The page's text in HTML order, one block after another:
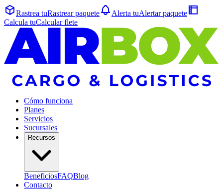
Rastrea tuRastrearpaquete Alerta tuAlertarpaquete
Calcula tuCalcularflete
Cómo funciona
Planes
Servicios
Sucursales
Recursos
BeneficiosFAQBlog
Contacto